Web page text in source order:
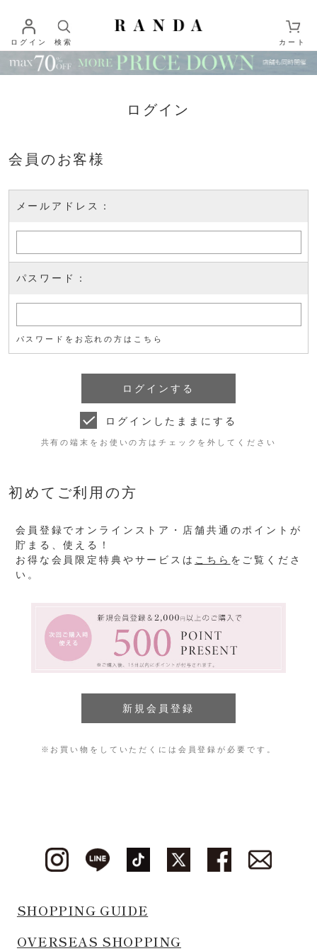
ログイン 検索 カート
ログイン
会員のお客様
メールアドレス：
パスワード：
パスワードをお忘れの方はこちら
ログインしたままにする
共有の端末をお使いの方はチェックを外してください
初めてご利用の方
会員登録でオンラインストア・店舗共通のポイントが
貯まる、使える！
お得な会員限定特典やサービスは こちら をご覧くださ
い。
※お買い物をしていただくには会員登録が必要です。
SHOPPING GUIDE
OVERSEAS SHOPPING